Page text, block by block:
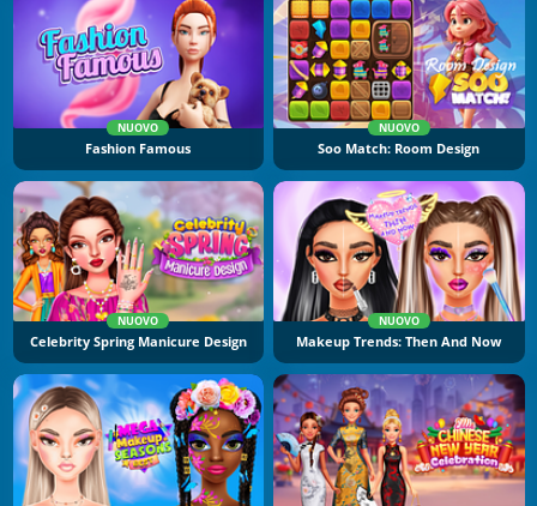
NUOVO
Fashion Famous
NUOVO
Soo Match: Room Design
NUOVO
Celebrity Spring Manicure Design
NUOVO
Makeup Trends: Then And Now